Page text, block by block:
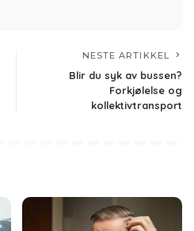
NESTE ARTIKKEL
Blir du syk av bussen?
Forkjølelse og
kollektivtransport